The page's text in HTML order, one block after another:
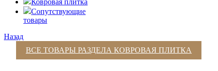
Ковровая плитка
Сопутствующие
товары
Назад
ВСЕ ТОВАРЫ РАЗДЕЛА КОВРОВАЯ ПЛИТКА